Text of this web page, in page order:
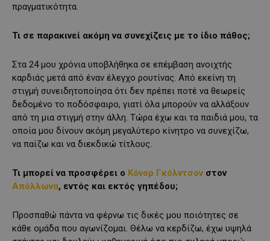
πραγματικότητα.
Τι σε παρακινεί ακόμη να συνεχίζεις με το ίδιο πάθος;
Στα 24 μου χρόνια υποβλήθηκα σε επέμβαση ανοιχτής
καρδιάς μετά από έναν έλεγχο ρουτίνας. Από εκείνη τη
στιγμή συνειδητοποίησα ότι δεν πρέπει ποτέ να θεωρείς
δεδομένο το ποδόσφαιρο, γιατί όλα μπορούν να αλλάξουν
από τη μια στιγμή στην άλλη. Τώρα έχω και τα παιδιά μου, τα
οποία μου δίνουν ακόμη μεγαλύτερο κίνητρο να συνεχίζω,
να παίζω και να διεκδικώ τίτλους.
Τι μπορεί να προσφέρει ο Κόνορ Γκόλντσον στον
Απόλλωνα, εντός και εκτός γηπέδου;
Προσπαθώ πάντα να φέρνω τις δικές μου ποιότητες σε
κάθε ομάδα που αγωνίζομαι. Θέλω να κερδίζω, έχω υψηλά